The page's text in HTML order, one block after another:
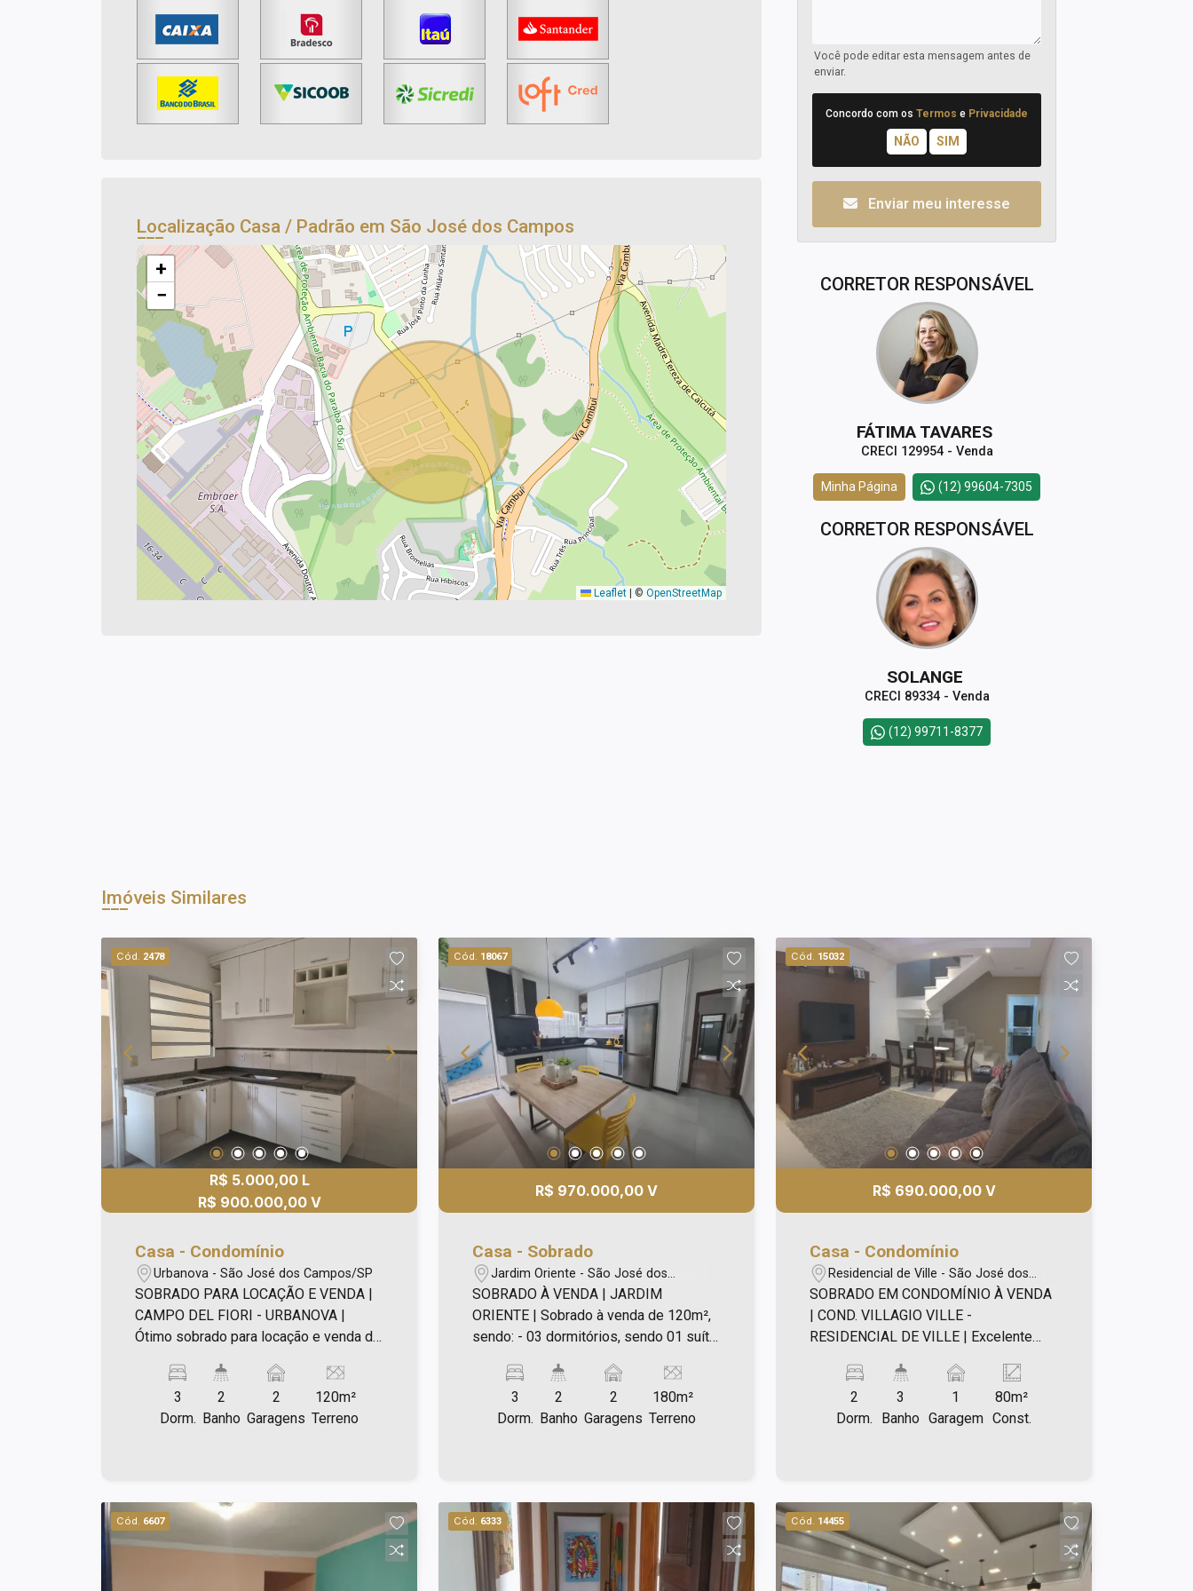
Localização Casa / Padrão em São José dos Campos
+
−
Leaflet © OpenStreetMap
Você pode editar esta mensagem antes de
enviar.
Concordo com os Termos e Privacidade
Enviar meu interesse
CORRETOR RESPONSÁVEL
FÁTIMA TAVARES
CRECI 129954 - Venda
Minha Página (12) 99604-7305
CORRETOR RESPONSÁVEL
SOLANGE
CRECI 89334 - Venda
(12) 99711-8377
Imóveis Similares
Cód. 2478
R$ 5.000,00 L
R$ 900.000,00 V
Casa - Condomínio
Urbanova - São José dos Campos/SP
SOBRADO PARA LOCAÇÃO E VENDA |
CAMPO DEL FIORI - URBANOVA |
Ótimo sobrado para locação e venda de
01 suíte; - Banheiro social com box e
gabinete; - Sala 02 ambientes; - Lavabo
com gabinete; - Banheiro social com
- Salão de festas; - Piscina adulto e
infantil; - Churrasqueira com forno para
pizza; - Playground e pequena horta; -
3
Dorm.
2
Banho
2
Garagens
120m²
Terreno
Cód. 18067
R$ 970.000,00 V
Casa - Sobrado
Jardim Oriente - São José dos
Campos/SP
SOBRADO À VENDA | JARDIM
ORIENTE | Sobrado à venda de 120m²,
sendo: - 03 dormitórios, sendo 01 suíte;
e gabinetes; - Sala de TV conjugada
com sala de jantar; - Cozinha espaçosa
planejada; - Lavanderia com armários; -
policarbonato com controle remoto para
abertura; - Quintal; - Edícula com
dormitório, banheiro, cozinha; - Garagem
com portão eletronico para 02 carros; -
3
Dorm.
2
Banho
2
Garagens
180m²
Terreno
Cód. 15032
R$ 690.000,00 V
Casa - Condomínio
Residencial de Ville - São José dos
Campos/SP
SOBRADO EM CONDOMÍNIO À VENDA
| COND. VILLAGIO VILLE -
RESIDENCIAL DE VILLE | Excelente
dormitórios, sendo suítes amplas com
armários planejados e sacada; -
Cozinha planejada; - Sala ampla para 02
vaga de garagem coberta. *Aceita
financiamento Ótima localização!
Condomínio tranquilo, em frente à uma
ampla praça com academia e
2
Dorm.
3
Banho
1
Garagem
80m²
Const.
Cód. 6607 Cód. 6333 Cód. 14455